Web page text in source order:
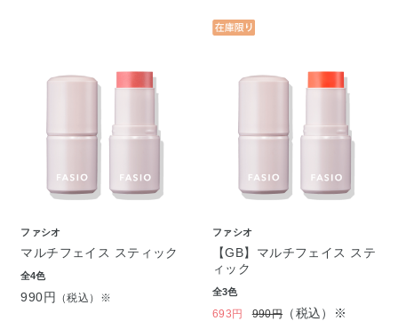
ファシオ
マルチフェイス スティック
全4色
990円 （税込）※
ファシオ
【GB】マルチフェイス ステ
ィック
全3色
693円 990円（税込）※